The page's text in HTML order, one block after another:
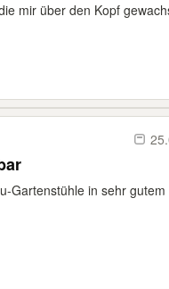
mir über den Kopf
Gartenstühle in sehr gutem